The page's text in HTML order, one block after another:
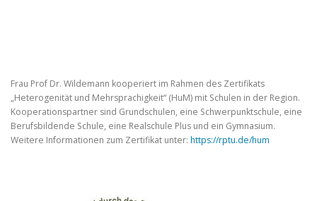
Frau Prof Dr. Wildemann kooperiert im Rahmen des Zertifikats
„Heterogenität und Mehrsprachigkeit“ (HuM) mit Schulen in der Region.
Kooperationspartner sind Grundschulen, eine Schwerpunktschule, eine
Berufsbildende Schule, eine Realschule Plus und ein Gymnasium.
Weitere Informationen zum Zertifikat unter: https://rptu.de/hum